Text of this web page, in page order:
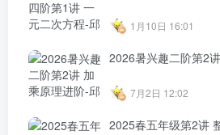
1月10日 16:01
2026暑兴趣二阶第2
7月2日 12:02
2025春五年级第2讲